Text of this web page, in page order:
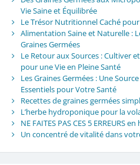
Vie Saine et Équilibrée
Le Trésor Nutritionnel Caché
Alimentation Saine et Naturelle :
Graines Germées
Le Retour aux Sources : Cultiver
pour une Vie en Pleine Santé
Les Graines Germées : Une
Essentiels pour Votre Santé
Recettes de graines germées
L’herbe hydroponique pour la
NE FAITES PAS CES 5 ERREURS
Un concentré de vitalité dans